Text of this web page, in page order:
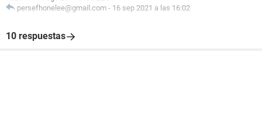
persefhonelee@gmail.com - 16 sep 2021 a las 16:02
10 respuestas